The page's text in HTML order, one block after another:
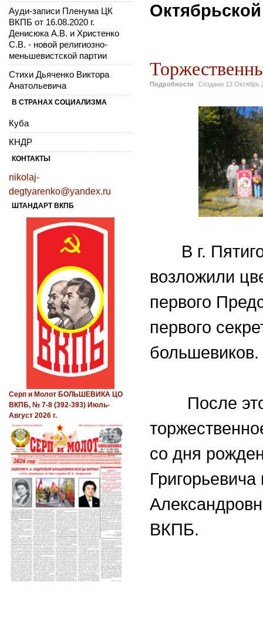
Подробности Создано 13 Октябрь
В г.
возложили
первого
первого
большевиков.
После
со дня
ВКПБ.
Ауди-записи Пленума ЦК
ВКПБ от 16.08.2020 г.
Денисюка А.В. и Христенко
С.В. - новой религиозно-
меньшевистской партии
Стихи Дьяченко Виктора
Анатольевича
В СТРАНАХ СОЦИАЛИЗМА
Куба
КНДР
КОНТАКТЫ
nikolaj-
degtyarenko@yandex.ru
ШТАНДАРТ ВКПБ
Серп и Молот БОЛЬШЕВИКА ЦО
ВКПБ, № 7-8 (392-393) Июль-
Август 2026 г.